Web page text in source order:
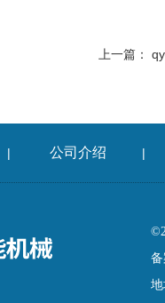
上一篇：
| 公司介绍 |
备